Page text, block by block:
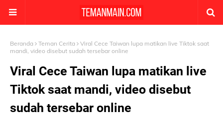
Beranda Teman Cerita
Viral Cece Taiwan lupa matikan live Tiktok saat
mandi, video disebut sudah tersebar online
Viral Cece Taiwan lupa matikan live
Tiktok saat mandi, video disebut
sudah tersebar online